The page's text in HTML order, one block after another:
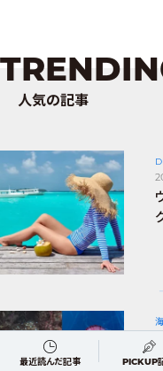
人気の記事
最近読んだ記事 PICKUP